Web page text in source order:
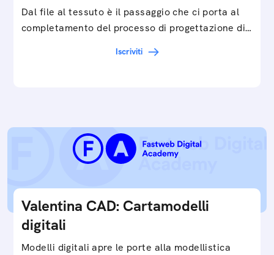
Dal file al tessuto è il passaggio che ci porta al
completamento del processo di progettazione di
Iscriviti
Valentina CAD: Cartamodelli
digitali
Modelli digitali apre le porte alla modellistica